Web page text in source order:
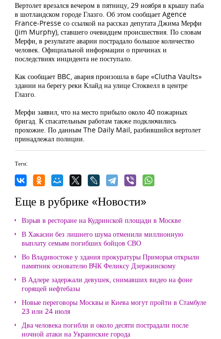
Вертолет врезался вечером в пятницу, 29 ноября в крышу паба
в шотландском городе Глазго. Об этом сообщает Agence
France-Presse со ссылкой на рассказ депутата Джима Мерфи
(Jim Murphy), ставшего очевидцем происшествия. По словам
Мерфи, в результате аварии пострадало большое количество
человек. Официальной информации о причинах и
последствиях инцидента не поступало.
Как сообщает BBC, авария произошла в баре «Clutha Vaults»
здании на берегу реки Клайд на улице Стоквелл в центре
Глазго.
Мерфи заявил, что на место прибыло около 40 пожарных
бригад. К спасательным работам также подключились
прохожие. По данным The Daily Mail, разбившийся вертолет
принадлежал полиции.
Теги:
Еще в рубрике «Новости»
Взрыв в ресторане на Кудринской площади в Москве
В Хакасии без лишнего шума отменили миллионную
выплату семьям погибших бойцов СВО
Во Владивостоке у здания прокуратуры Приморья открыли
памятник основателю ВЧК Феликсу Дзержинскому
В Адлере задержали девушек, снимавших видео на фоне
горящей нефтебазы
Новые переговоры Москвы и Киева могут пройти в Стамбуле
23 или 24 июля
Два человека погибли и около десяти пострадали после
ночной атаки на Украинские города